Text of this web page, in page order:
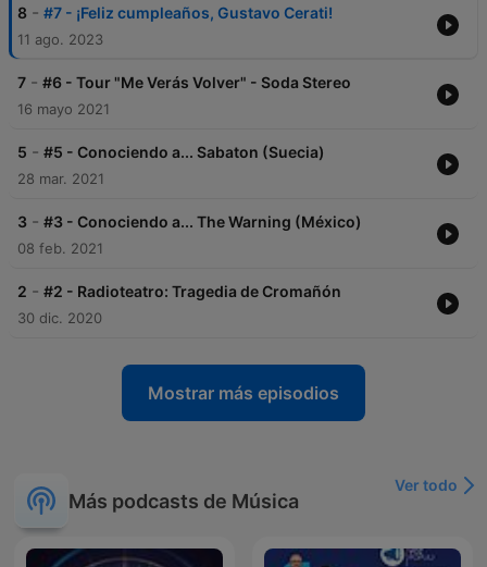
8 - #7 - ¡Feliz cumpleaños, Gustavo Cerati!
11 ago. 2023
7 - #6 - Tour "Me Verás Volver" - Soda Stereo
16 mayo 2021
5 - #5 - Conociendo a... Sabaton (Suecia)
28 mar. 2021
3 - #3 - Conociendo a... The Warning (México)
08 feb. 2021
2 - #2 - Radioteatro: Tragedia de Cromañón
30 dic. 2020
Mostrar más episodios
Más podcasts de Música
Ver todo